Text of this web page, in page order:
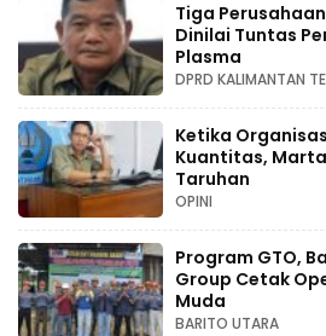
Tiga
Dinilai Tuntas
Plasma
DPRD KALIMANTAN
Ketika
Kuantitas,
Taruhan
OPINI
Program GTO,
Group Cetak
Muda
BARITO UTARA